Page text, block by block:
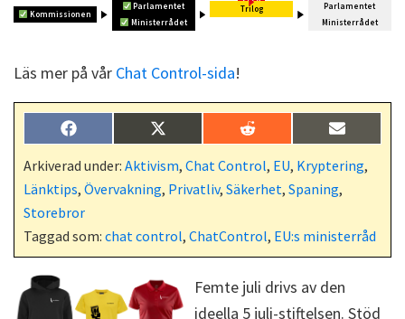
Kommissionen
Parlamentet
Ministerrådet
Trilog
Parlamentet
Ministerrådet
Läs mer på vår Chat Control-sida!
Dela
på
F
a
c
b
o
o
k
Dela
på
X
(
T
e
Dela
på
R
e
d
i
Dela
på
E
-
p
Arkiverad under: Aktivism, Chat Control, EU, Kryptering,
Länktips, Övervakning, Privatliv, Säkerhet, Spaning,
Storebror
Taggad som: chat control, ChatControl, EU:s ministerråd
Femte juli drivs av den
ideella 5 juli-stiftelsen. Stöd